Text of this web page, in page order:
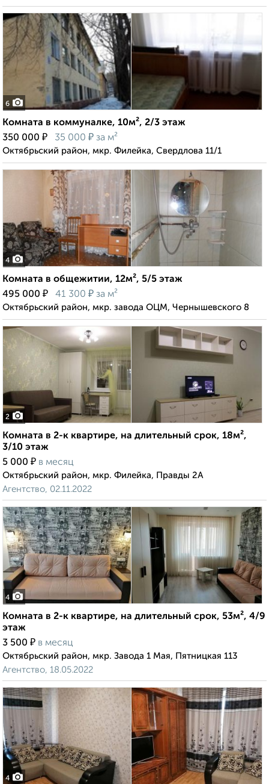
6
Комната в коммуналке, 10м², 2/3 этаж
350 000 ₽ 35 000 ₽ за м²
Октябрьский район, мкр. Филейка, Свердлова 11/1
4
Комната в общежитии, 12м², 5/5 этаж
495 000 ₽ 41 300 ₽ за м²
Октябрьский район, мкр. завода ОЦМ, Чернышевского 8
2
Комната в 2-к квартире, на длительный срок, 18м²,
3/10 этаж
5 000 ₽ в месяц
Октябрьский район, мкр. Филейка, Правды 2А
Агентство, 02.11.2022
4
Комната в 2-к квартире, на длительный срок, 53м², 4/9
этаж
3 500 ₽ в месяц
Октябрьский район, мкр. Завода 1 Мая, Пятницкая 113
Агентство, 18.05.2022
4